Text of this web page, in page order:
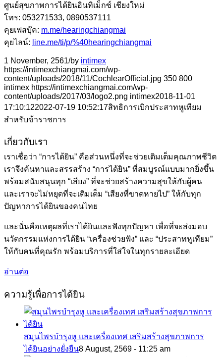
ศูนย์สุขภาพการได้ยินอินทิเม็กซ์ เชียงใหม่
โทร: 053271533, 0890537111
คุยเฟสบุ๊ค: m.me/hearingchiangmai
คุยไลน์: line.me/ti/p/%40hearingchiangmai
1 November, 2561/by intimex
https://intimexchiangmai.com/wp-
content/uploads/2018/11/CochlearOfficial.jpg 350 800
intimex https://intimexchiangmai.com/wp-
content/uploads/2017/03/logo2.png intimex2018-11-01
17:10:122022-07-19 10:52:17สิทธิการเบิกประสาทหูเทียม
สำหรับข้าราชการ
เกี่ยวกับเรา
เราเชื่อว่า “การได้ยิน” คือส่วนหนึ่งที่จะช่วยเติมเต็มคุณภาพชีวิต
เราจึงค้นหาและสรรสร้าง “การได้ยิน” ที่สมบูรณ์แบบมากยิ่งขึ้น
พร้อมสนับสนุนทุก “เสียง” ที่จะช่วยสร้างความสุขให้กับผู้คน
และเราจะไม่หยุดที่จะเติมเต็ม “เสียงที่ขาดหายไป” ให้กับทุก
ปัญหาการได้ยินของคนไทย
และนั่นคือเหตุผลที่เราได้ยินและฟังทุกปัญหา เพื่อที่จะส่งมอบ
นวัตกรรมแห่งการได้ยิน “เครื่องช่วยฟัง” และ “ประสาทหูเทียม”
ให้กับคนที่คุณรัก พร้อมบริการที่ใส่ใจในทุกรายละเอียด
อ่านต่อ
ความรู้เพื่อการได้ยิน
สมุนไพรบำรุงหู และเครื่องเทศ เสริมสร้างสุขภาพการ
ได้ยินอย่างยั่งยืน8 August, 2569 - 11:25 am